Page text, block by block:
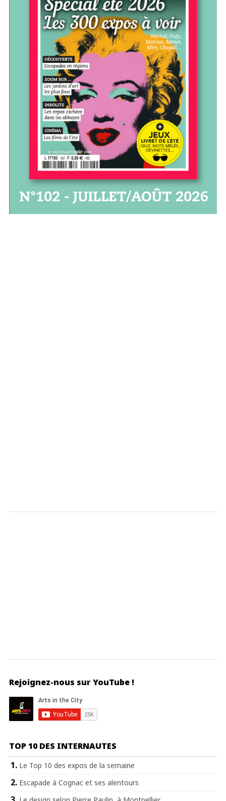
Rejoignez-nous sur YouTube !
TOP 10 DES INTERNAUTES
Le Top 10 des expos de la semaine
Escapade à Cognac et ses alentours